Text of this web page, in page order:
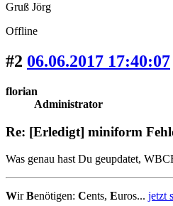
Gruß Jörg
Offline
#2 06.06.2017 17:40:07
florian
Administrator
Re: [Erledigt] miniform
Was genau hast Du geupdatet,
WirBenötigen: Cents, Euros... jetzt